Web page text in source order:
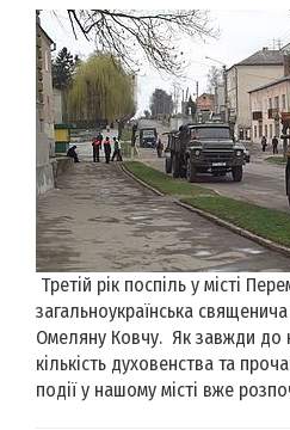
Третій рік поспіль у місті
загальноукраїнська
Омеляну Ковчу. Як завжди до
кількість духовенства та
події у нашому місті вже